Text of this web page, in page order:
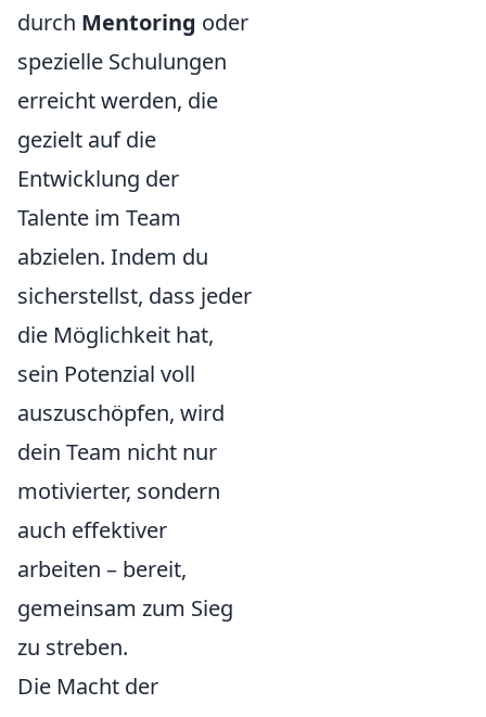
durch Mentoring oder
spezielle Schulungen
erreicht werden, die
gezielt auf die
Entwicklung der
Talente im Team
abzielen. Indem du
sicherstellst, dass jeder
die Möglichkeit hat,
sein Potenzial voll
auszuschöpfen, wird
dein Team nicht nur
motivierter, sondern
auch effektiver
arbeiten – bereit,
gemeinsam zum Sieg
zu streben.
Die Macht der